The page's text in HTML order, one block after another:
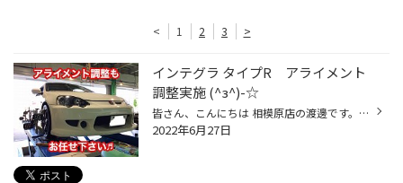
< 1 2 3 >
インテグラ タイプR アライメント
調整実施 (^з^)-☆
皆さん、こんにちは 相模原店の渡邊です。 梅雨が明けたみたいに暑い日が続いて いますが、熱中症には十分に注意しましょうね(｀_´)ゞ 本日はホンダ インテグラ タイプRの アライメント調整をご紹介します。 足回りを「無限」に入れ替えたため アライメント調整の依頼を受けました。 調整前のベータ...
2022年6月27日